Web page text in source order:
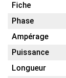
Fiche
Phase
Ampérage
Puissance
Longueur